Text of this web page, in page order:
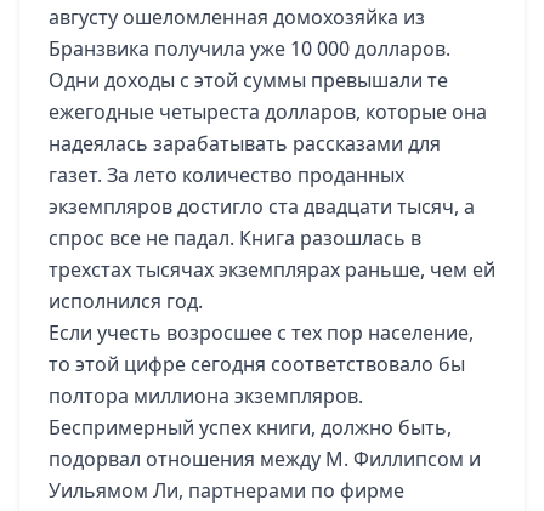
августу ошеломленная домохозяйка из
Бранзвика получила уже 10 000 долларов.
Одни доходы с этой суммы превышали те
ежегодные четыреста долларов, которые она
надеялась зарабатывать рассказами для
газет. За лето количество проданных
экземпляров достигло ста двадцати тысяч, а
спрос все не падал. Книга разошлась в
трехстах тысячах экземплярах раньше, чем ей
исполнился год.
Если учесть возросшее с тех пор население,
то этой цифре сегодня соответствовало бы
полтора миллиона экземпляров.
Беспримерный успех книги, должно быть,
подорвал отношения между М. Филлипсом и
Уильямом Ли, партнерами по фирме